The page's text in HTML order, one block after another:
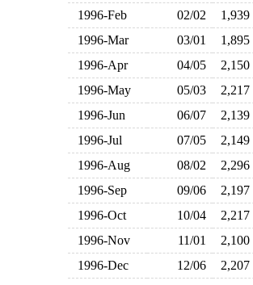
1996-Feb
02/02 1,939
1996-Mar
03/01 1,895
1996-Apr
04/05 2,150
1996-May
05/03 2,217
1996-Jun
06/07 2,139
1996-Jul
07/05 2,149
1996-Aug
08/02 2,296
1996-Sep
09/06 2,197
1996-Oct
10/04 2,217
1996-Nov
11/01 2,100
1996-Dec
12/06 2,207